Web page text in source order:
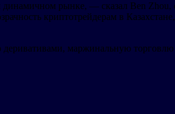
рынке, — сказал Ben
криптотрейдерам в
деривативами, маржинальную